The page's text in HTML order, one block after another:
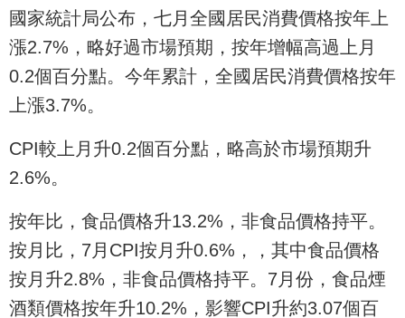
國家統計局公布，七月全國居民消費價格按年上
漲2.7%，略好過市場預期，按年增幅高過上月
0.2個百分點。今年累計，全國居民消費價格按年
上漲3.7%。
CPI較上月升0.2個百分點，略高於市場預期升
2.6%。
按年比，食品價格升13.2%，非食品價格持平。
按月比，7月CPI按月升0.6%，，其中食品價格
按月升2.8%，非食品價格持平。7月份，食品煙
酒類價格按年升10.2%，影響CPI升約3.07個百